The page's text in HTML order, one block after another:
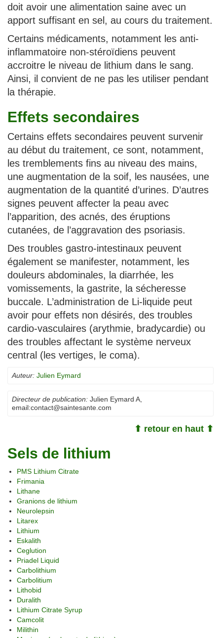
doit avoir une alimentation saine avec un
apport suffisant en sel, au cours du traitement.
Certains médicaments, notamment les anti-
inflammatoire non-stéroïdiens peuvent
accroitre le niveau de lithium dans le sang.
Ainsi, il convient de ne pas les utiliser pendant
la thérapie.
Effets secondaires
Certains effets secondaires peuvent survenir
au début du traitement, ce sont, notamment,
les tremblements fins au niveau des mains,
une augmentation de la soif, les nausées, une
augmentation de la quantité d’urines. D’autres
signes peuvent affecter la peau avec
l’apparition, des acnés, des éruptions
cutanées, de l’aggravation des psoriasis.
Des troubles gastro-intestinaux peuvent
également se manifester, notamment, les
douleurs abdominales, la diarrhée, les
vomissements, la gastrite, la sécheresse
buccale. L’administration de Li-liquide peut
avoir pour effets non désirés, des troubles
cardio-vasculaires (arythmie, bradycardie) ou
des troubles affectant le système nerveux
central (les vertiges, le coma).
Auteur: Julien Eymard
Directeur de publication: Julien Eymard A
email:contact@saintesante.com
⬆ retour en haut ⬆
Sels de lithium
PMS Lithium Citrate
Frimania
Lithane
Granions de lithium
Neurolepsin
Litarex
Lithium
Eskalith
Ceglution
Priadel Liquid
Carbolithium
Carbolitium
Lithobid
Duralith
Lithium Citrate Syrup
Camcolit
Milithin